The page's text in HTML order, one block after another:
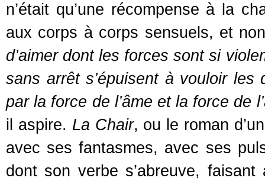
n’était qu’une récompense à la
aux corps à corps sensuels, et
d’aimer dont les forces sont si
sans arrêt s’épuisent à vouloir les
par la force de l’âme et la force de
il aspire. La Chair, ou le roman
avec ses fantasmes, avec ses
dont son verbe s’abreuve,